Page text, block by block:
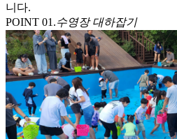
니다.
POINT 01 .수영장 대하잡기